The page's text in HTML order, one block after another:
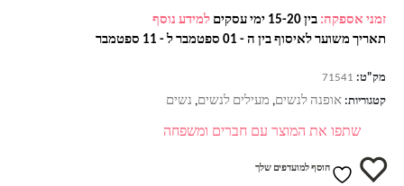
זמני אספקה: בין 15-20 ימי עסקים
למידע נוסף
תאריך משוער לאיסוף בין ה - 01 ספטמבר ל - 11 ספטמבר
מק"ט: 71541
קטגוריות: אופנה לנשים, מעילים לנשים, נשים
שתפו את המוצר עם חברים ומשפחה
הוסף למועדפים שלך